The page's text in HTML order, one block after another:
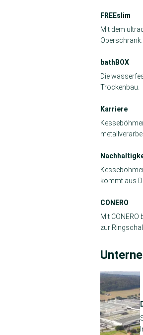
FREEslim
Mit dem
Oberschrank.
bathBOX
Die
Trockenbau.
Karriere
kommt aus
CONERO
Mit
zur